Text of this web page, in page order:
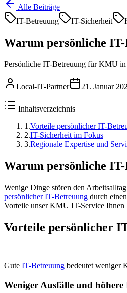
Alle Beiträge
IT-Betreuung
IT-Sicherheit
Warum persönliche
Persönliche IT-Betreuung für KMU
Local-IT-Partner 21. Januar
Inhaltsverzeichnis
1 .Vorteile persönlicher IT-
2.IT-Sicherheit im Fokus
3.Regionale Expertise und
Warum persönliche
Wenige Dinge stören den
persönlicher IT-Betreuung durch
Vorteile unser KMU IT-Service Ihnen
Vorteile persönlicher
Gute IT-Betreuung bedeutet weniger
Weniger Ausfälle und höhere